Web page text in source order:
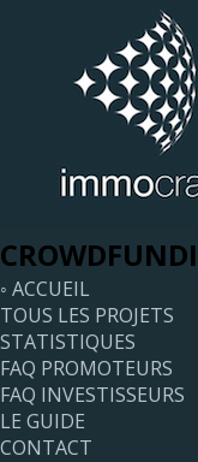
◦ ACCUEIL
TOUS LES PROJETS
STATISTIQUES
FAQ PROMOTEURS
FAQ INVESTISSEURS
LE GUIDE
CONTACT